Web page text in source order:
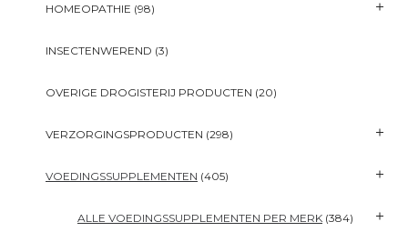
HOMEOPATHIE (98)
INSECTENWEREND (3)
OVERIGE DROGISTERIJ PRODUCTEN (20)
VERZORGINGSPRODUCTEN (298)
VOEDINGSSUPPLEMENTEN (405)
ALLE VOEDINGSSUPPLEMENTEN PER MERK (384)